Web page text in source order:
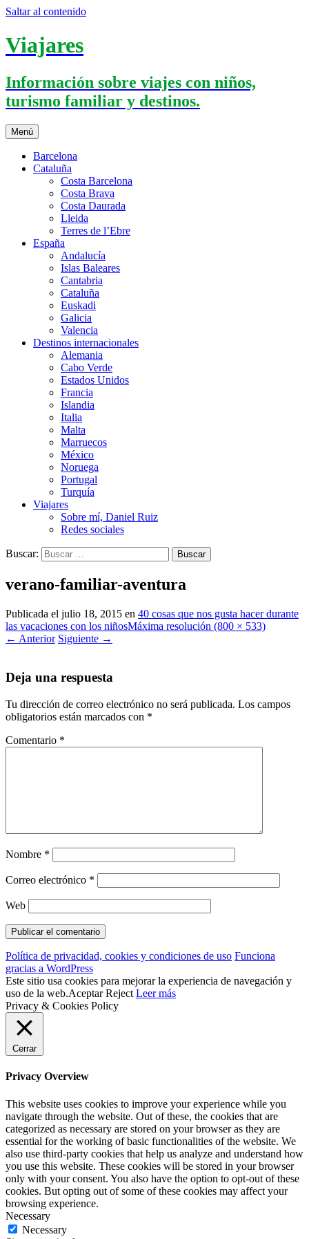
Saltar al contenido
Viajares
Información sobre viajes con niños,
turismo familiar y destinos.
Menú
Barcelona
Cataluña
Costa Barcelona
Costa Brava
Costa Daurada
Lleida
Terres de l’Ebre
España
Andalucía
Islas Baleares
Cantabria
Cataluña
Euskadi
Galicia
Valencia
Destinos internacionales
Alemania
Cabo Verde
Estados Unidos
Francia
Islandia
Italia
Malta
Marruecos
México
Noruega
Portugal
Turquía
Viajares
Sobre mí, Daniel Ruiz
Redes sociales
Buscar:
verano-familiar-aventura
Publicada el julio 18, 2015 en 40 cosas que nos gusta hacer durante
las vacaciones con los niñosMáxima resolución (800 × 533)
← Anterior Siguiente →
Deja una respuesta
Tu dirección de correo electrónico no será publicada. Los campos
obligatorios están marcados con *
Comentario *
Nombre *
Correo electrónico *
Web
Política de privacidad, cookies y condiciones de uso Funciona
gracias a WordPress
Este sitio usa cookies para mejorar la experiencia de navegación y
uso de la web.Aceptar Reject Leer más
Privacy & Cookies Policy
Cerrar
Privacy Overview
This website uses cookies to improve your experience while you
navigate through the website. Out of these, the cookies that are
categorized as necessary are stored on your browser as they are
essential for the working of basic functionalities of the website. We
also use third-party cookies that help us analyze and understand how
you use this website. These cookies will be stored in your browser
only with your consent. You also have the option to opt-out of these
cookies. But opting out of some of these cookies may affect your
browsing experience.
Necessary
Necessary